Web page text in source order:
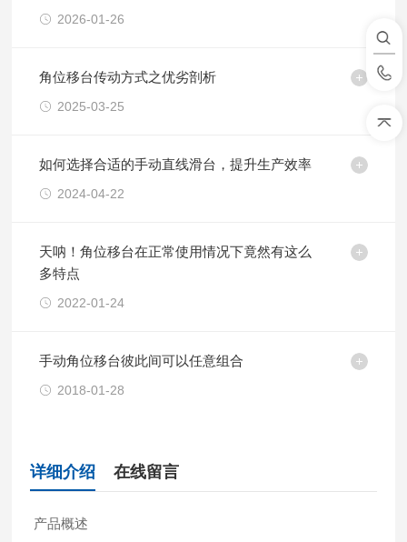
2026-01-26
角位移台传动方式之优劣剖析
2025-03-25
如何选择合适的手动直线滑台，提升生产效率
2024-04-22
天呐！角位移台在正常使用情况下竟然有这么
多特点
2022-01-24
手动角位移台彼此间可以任意组合
2018-01-28
详细介绍 在线留言
产品概述